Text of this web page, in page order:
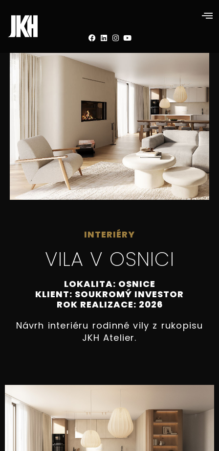
INTERIÉRY
VILA V OSNICI
LOKALITA: OSNICE
KLIENT: SOUKROMÝ INVESTOR
ROK REALIZACE: 2026
Návrh interiéru rodinné vily z rukopisu
JKH Atelier.